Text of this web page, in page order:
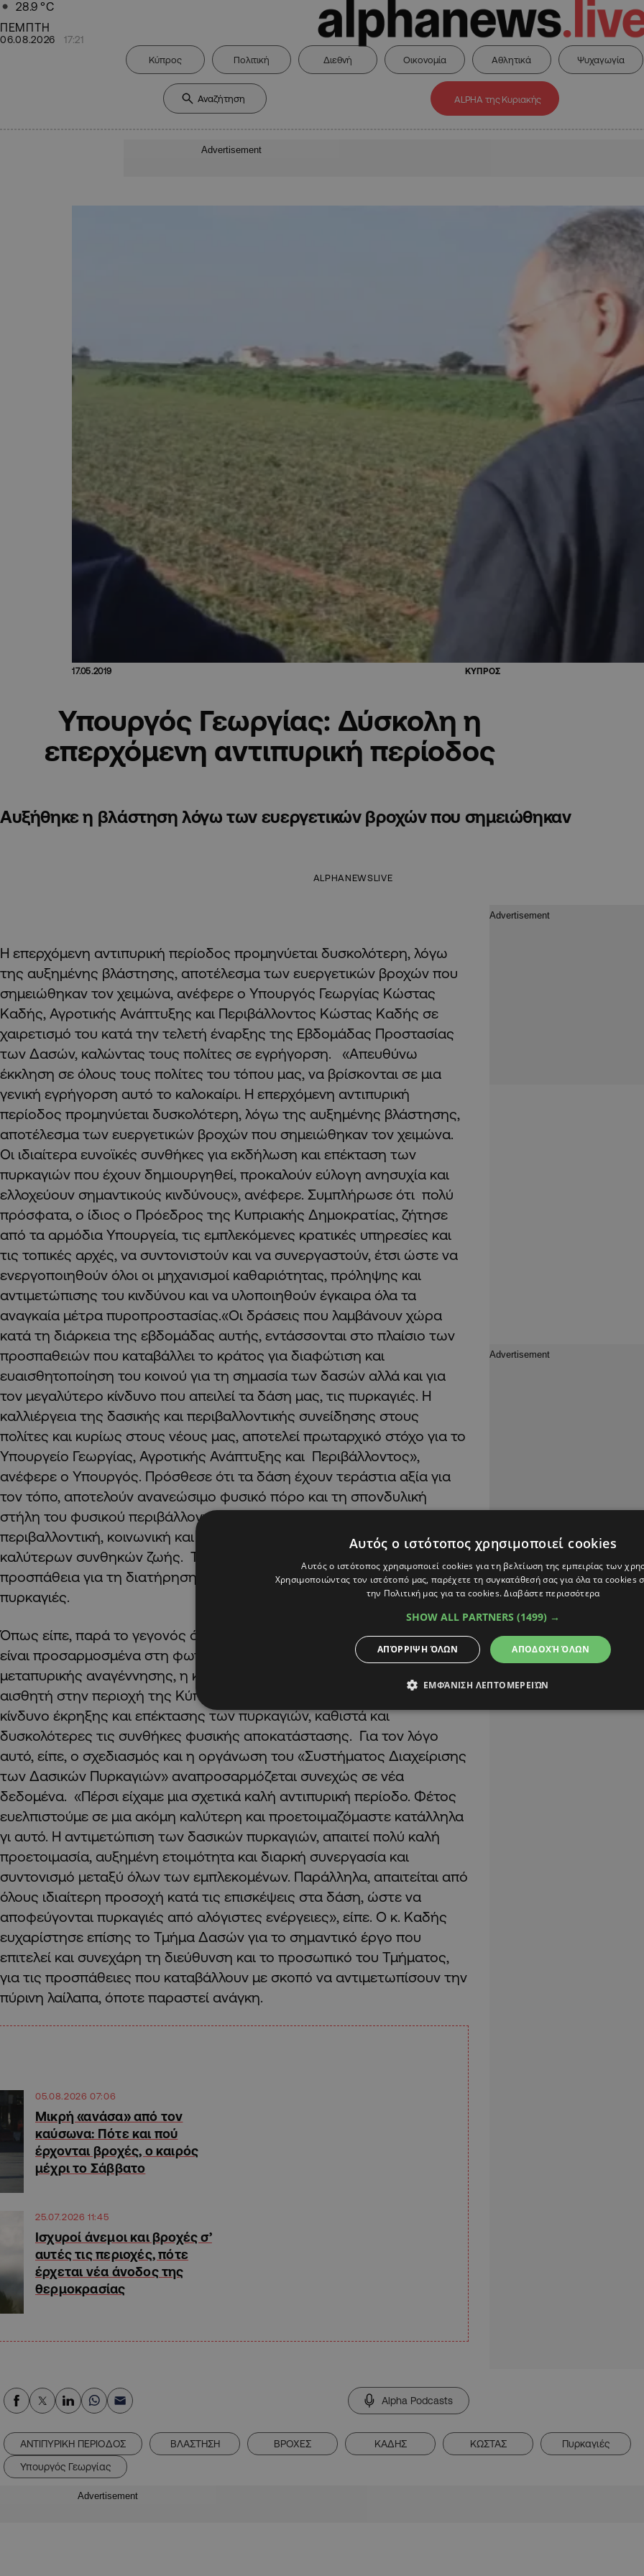
28.9 °C
ΠΕΜΠΤΗ
06.08.2026 17:21
Κύπρος Πολιτική Διεθνή Οικονομία Αθλητικά Ψυχαγωγία
ALPHA της Κυριακής
Advertisement
17.05.2019 ΚΥΠΡΟΣ
Υπουργός Γεωργίας: Δύσκολη η
επερχόμενη αντιπυρική περίοδος
Αυξήθηκε η βλάστηση λόγω των ευεργετικών βροχών που σημειώθηκαν
ALPHANEWSLIVE
Η επερχόμενη αντιπυρική περίοδος προμηνύεται δυσκολότερη, λόγω
της αυξημένης βλάστησης, αποτέλεσμα των ευεργετικών βροχών που
σημειώθηκαν τον χειμώνα, ανέφερε ο Υπουργός Γεωργίας Κώστας
Καδής, Αγροτικής Ανάπτυξης και Περιβάλλοντος Κώστας Καδής σε
χαιρετισμό του κατά την τελετή έναρξης της Εβδομάδας Προστασίας
των Δασών, καλώντας τους πολίτες σε εγρήγορση. «Απευθύνω
έκκληση σε όλους τους πολίτες του τόπου μας, να βρίσκονται σε μια
γενική εγρήγορση αυτό το καλοκαίρι. Η επερχόμενη αντιπυρική
περίοδος προμηνύεται δυσκολότερη, λόγω της αυξημένης βλάστησης,
αποτέλεσμα των ευεργετικών βροχών που σημειώθηκαν τον χειμώνα.
Οι ιδιαίτερα ευνοϊκές συνθήκες για εκδήλωση και επέκταση των
πυρκαγιών που έχουν δημιουργηθεί, προκαλούν εύλογη ανησυχία και
ελλοχεύουν σημαντικούς κινδύνους», ανέφερε. Συμπλήρωσε ότι πολύ
πρόσφατα, ο ίδιος ο Πρόεδρος της Κυπριακής Δημοκρατίας, ζήτησε
από τα αρμόδια Υπουργεία, τις εμπλεκόμενες κρατικές υπηρεσίες και
τις τοπικές αρχές, να συντονιστούν και να συνεργαστούν, έτσι ώστε να
ενεργοποιηθούν όλοι οι μηχανισμοί καθαριότητας, πρόληψης και
αντιμετώπισης του κινδύνου και να υλοποιηθούν έγκαιρα όλα τα
αναγκαία μέτρα πυροπροστασίας.«Οι δράσεις που λαμβάνουν χώρα
κατά τη διάρκεια της εβδομάδας αυτής, εντάσσονται στο πλαίσιο των
προσπαθειών που καταβάλλει το κράτος για διαφώτιση και
ευαισθητοποίηση του κοινού για τη σημασία των δασών αλλά και για
τον μεγαλύτερο κίνδυνο που απειλεί τα δάση μας, τις πυρκαγιές. Η
καλλιέργεια της δασικής και περιβαλλοντικής συνείδησης στους
πολίτες και κυρίως στους νέους μας, αποτελεί πρωταρχικό στόχο για το
Υπουργείο Γεωργίας, Αγροτικής Ανάπτυξης και Περιβάλλοντος»,
ανέφερε ο Υπουργός. Πρόσθεσε ότι τα δάση έχουν τεράστια αξία για
τον τόπο, αποτελούν ανανεώσιμο φυσικό πόρο και τη σπονδυλική
στήλη του φυσικού περιβάλλοντος, συμβάλλοντας στην οικονομική,
περιβαλλοντική, κοινωνική και πολιτιστική ανάπτυξη και στη δημιουργία
καλύτερων συνθηκών ζωής. Το κράτος, είπε, καταβάλλει πολύ μεγάλη
προσπάθεια για τη διατήρηση και την προστασία τους από τις
πυρκαγιές.
Όπως είπε, παρά το γεγονός ότι τα μεσογειακά δασικά οικοσυστήματα
είναι προσαρμοσμένα στη φωτιά και έχουν αναπτύξει μηχανισμούς
μεταπυρικής αναγέννησης, η κλιματική αλλαγή, που είναι ιδιαίτερα
αισθητή στην περιοχή της Κύπρου, πέραν από το ότι αυξάνει τον
κίνδυνο έκρηξης και επέκτασης των πυρκαγιών, καθιστά και
δυσκολότερες τις συνθήκες φυσικής αποκατάστασης. Για τον λόγο
αυτό, είπε, ο σχεδιασμός και η οργάνωση του «Συστήματος Διαχείρισης
των Δασικών Πυρκαγιών» αναπροσαρμόζεται συνεχώς σε νέα
δεδομένα. «Πέρσι είχαμε μια σχετικά καλή αντιπυρική περίοδο. Φέτος
ευελπιστούμε σε μια ακόμη καλύτερη και προετοιμαζόμαστε κατάλληλα
γι αυτό. Η αντιμετώπιση των δασικών πυρκαγιών, απαιτεί πολύ καλή
προετοιμασία, αυξημένη ετοιμότητα και διαρκή συνεργασία και
συντονισμό μεταξύ όλων των εμπλεκομένων. Παράλληλα, απαιτείται από
όλους ιδιαίτερη προσοχή κατά τις επισκέψεις στα δάση, ώστε να
αποφεύγονται πυρκαγιές από αλόγιστες ενέργειες», είπε. Ο κ. Καδής
ευχαρίστησε επίσης το Τμήμα Δασών για το σημαντικό έργο που
επιτελεί και συνεχάρη τη διεύθυνση και το προσωπικό του Τμήματος,
για τις προσπάθειες που καταβάλλουν με σκοπό να αντιμετωπίσουν την
πύρινη λαίλαπα, όποτε παραστεί ανάγκη.
05.08.2026 07:06
Μικρή «ανάσα» από τον
καύσωνα: Πότε και πού
έρχονται βροχές, ο καιρός
μέχρι το Σάββατο
25.07.2026 11:45
Ισχυροί άνεμοι και βροχές σ’
αυτές τις περιοχές, πότε
έρχεται νέα άνοδος της
θερμοκρασίας
Alpha Podcasts
ΑΝΤΙΠΥΡΙΚΗ ΠΕΡΙΟΔΟΣ ΒΛΑΣΤΗΣΗ ΒΡΟΧΕΣ ΚΑΔΗΣ ΚΩΣΤΑΣ
Πυρκαγιές
Υπουργός Γεωργίας
Advertisement
Αυτός ο ιστότοπος χρησιμοποιεί cookies
Αυτός ο ιστότοπος χρησιμοποιεί cookies για τη βελτίωση της εμπειρίας των
Χρησιμοποιώντας τον ιστότοπό μας, παρέχετε τη συγκατάθεσή σας για όλα τα cookies
την Πολιτική μας για τα cookies.Διαβάστε περισσότερα
SHOW ALL PARTNERS (1499) →
ΑΠΟΔΟΧΉ ΌΛΩΝ
ΑΠΌΡΡΙΨΗ ΌΛΩΝ
ΕΜΦΆΝΙΣΗ ΛΕΠΤΟΜΕΡΕΙΏΝ